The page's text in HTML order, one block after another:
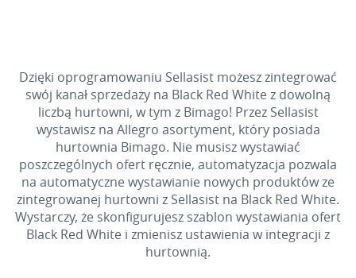
Dzięki oprogramowaniu Sellasist możesz zintegrować
swój kanał sprzedaży na Black Red White z dowolną
liczbą hurtowni, w tym z Bimago! Przez Sellasist
wystawisz na Allegro asortyment, który posiada
hurtownia Bimago. Nie musisz wystawiać
poszczególnych ofert ręcznie, automatyzacja pozwala
na automatyczne wystawianie nowych produktów ze
zintegrowanej hurtowni z Sellasist na Black Red White.
Wystarczy, że skonfigurujesz szablon wystawiania ofert
Black Red White i zmienisz ustawienia w integracji z
hurtownią.